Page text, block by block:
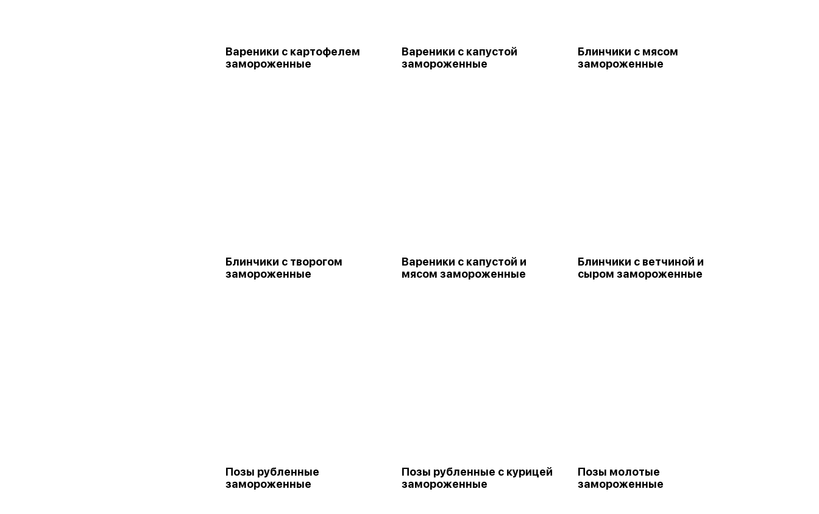
Вареники с картофелем
замороженные
Вареники с капустой
замороженные
Блинчики с мясом
замороженные
Блинчики с творогом
замороженные
Вареники с капустой и
мясом замороженные
Блинчики с ветчиной и
сыром замороженные
Позы рубленные
замороженные
Позы рубленные с курицей
замороженные
Позы молотые
замороженные